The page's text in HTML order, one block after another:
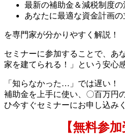
最新の補助金＆減税制度の
あなたに最適な資金計画の
を専門家が分かりやすく解説！
セミナーに参加することで、あ
家を建てられる！」という安心
「知らなかった…」では遅い！
補助金を上手に使い、〇百万円
ひ今すぐセミナーにお申し込み
【無料参加